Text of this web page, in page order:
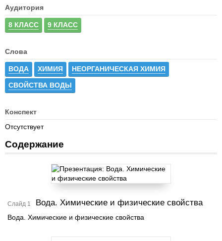
Аудитория
8 КЛАСС 9 КЛАСС
Слова
ВОДА ХИМИЯ НЕОРГАНИЧЕСКАЯ ХИМИЯ
СВОЙСТВА ВОДЫ
Конспект
Отсутствует
Содержание
Слайд 1 Вода. Химические и физические свойства
Вода. Химические и физические свойства